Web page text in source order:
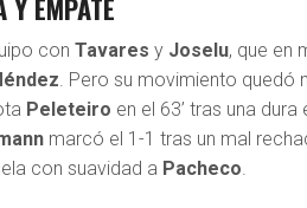
conTavaresy Joselu, que en
. Pero su movimiento
Peleteiro en el 63’ tras una dura
marcó el 1-1 tras un mal
con suavidad a Pacheco